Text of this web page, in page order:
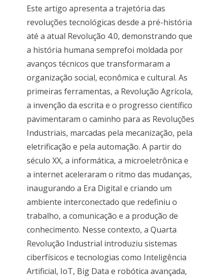
Este artigo apresenta a trajetória das
revoluções tecnológicas desde a pré-história
até a atual Revolução 4.0, demonstrando que
a história humana semprefoi moldada por
avanços técnicos que transformaram a
organização social, econômica e cultural. As
primeiras ferramentas, a Revolução Agrícola,
a invenção da escrita e o progresso científico
pavimentaram o caminho para as Revoluções
Industriais, marcadas pela mecanização, pela
eletrificação e pela automação. A partir do
século XX, a informática, a microeletrônica e
a internet aceleraram o ritmo das mudanças,
inaugurando a Era Digital e criando um
ambiente interconectado que redefiniu o
trabalho, a comunicação e a produção de
conhecimento. Nesse contexto, a Quarta
Revolução Industrial introduziu sistemas
ciberfísicos e tecnologias como Inteligência
Artificial, IoT, Big Data e robótica avançada,